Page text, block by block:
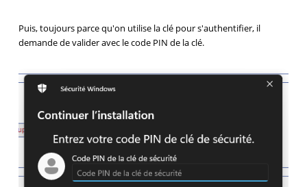
Puis, toujours parce qu'on utilise la clé pour s'authentifier, il
demande de valider avec le code PIN de la clé.